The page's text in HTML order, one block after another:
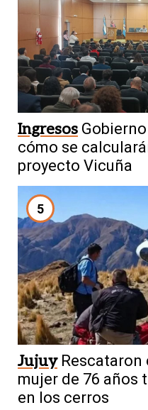
Ingresos
cómo se
proyecto Vicuña
5
Jujuy Rescataron
mujer de 76 años
en los cerros